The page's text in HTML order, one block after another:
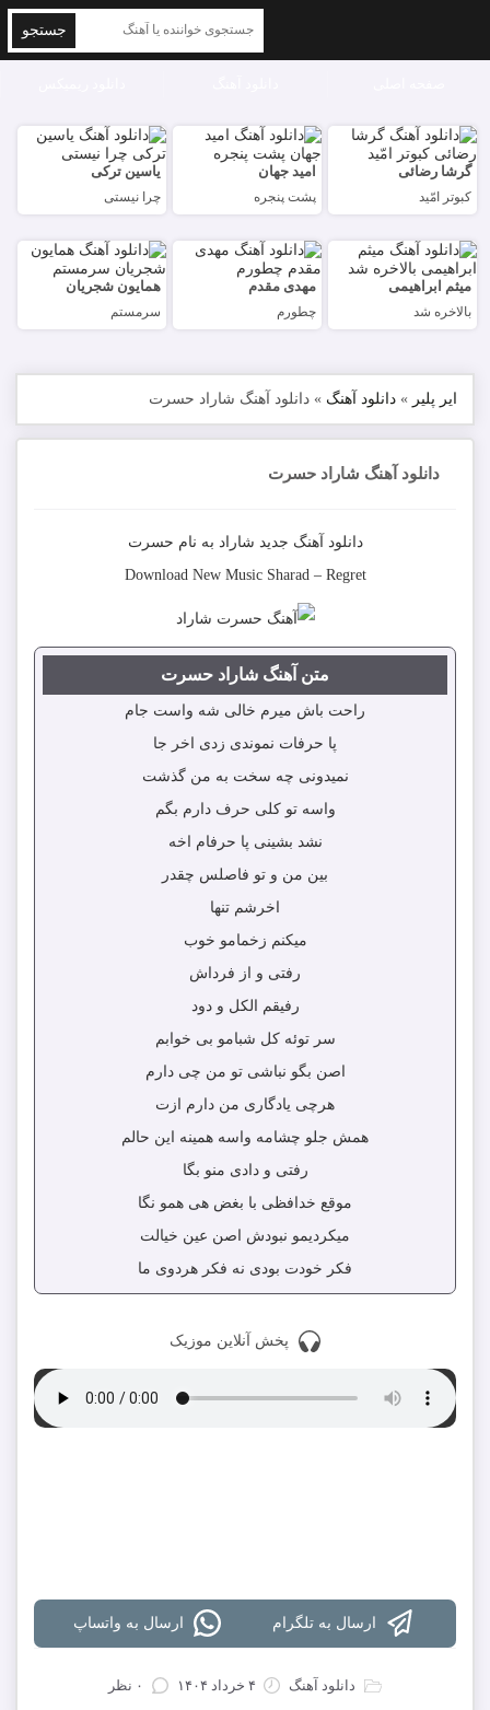
جستجو
گرشا رضائی
کبوتر امّید
امید جهان
پشت پنجره
یاسین ترکی
چرا نیستی
میثم ابراهیمی
بالاخره شد
مهدی مقدم
چطورم
همایون شجریان
سرمستم
ایر پلیر » دانلود آهنگ » دانلود آهنگ شاراد حسرت
دانلود آهنگ شاراد حسرت
دانلود آهنگ جدید شاراد به نام حسرت
Download New Music Sharad – Regret
متن آهنگ شاراد حسرت
راحت باش میرم خالی شه واست جام
پا حرفات نموندی زدی اخر جا
نمیدونی چه سخت به من گذشت
واسه تو کلی حرف دارم بگم
نشد بشینی پا حرفام اخه
بین من و تو فاصلس چقدر
اخرشم تنها
میکنم زخمامو خوب
رفتی و از فرداش
رفیقم الکل و دود
سر تو‌ئه کل شبامو بی خوابم
اصن بگو ‌نباشی تو من چی دارم
هرچی یادگاری من دارم ازت
همش جلو چشامه واسه همینه این حالم
رفتی و‌ دادی منو بگا
موقع خدافظی با بغض هی همو نگا
میکردیمو نبودش اصن عین خیالت
فکر خودت بودی نه فکر هردوی ما
پخش آنلاین موزیک
ارسال به تلگرام ارسال به واتساپ
دانلود آهنگ ۴ خرداد ۱۴۰۴ ۰ نظر